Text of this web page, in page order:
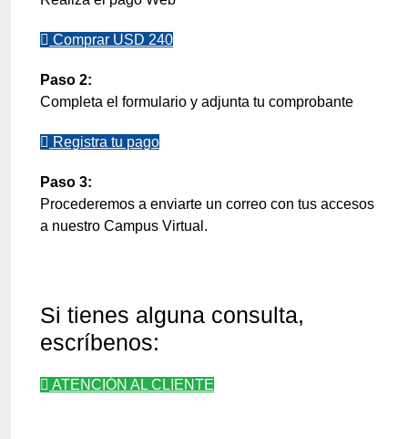
Comprar USD 240
Paso 2:
Completa el formulario y adjunta tu comprobante
Registra tu pago
Paso 3:
Procederemos a enviarte un correo con tus accesos
a nuestro Campus Virtual.
Si tienes alguna consulta,
escríbenos:
ATENCIÓN AL CLIENTE